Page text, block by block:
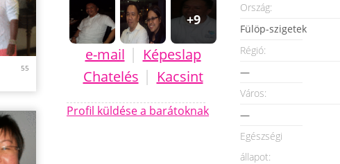
55
+9
e-mail | Képeslap
Chatelés | Kacsint
Profil küldése a barátoknak
Ország:
Fülöp-szigetek
Régió:
—
Város:
—
Egészségi
állapot: